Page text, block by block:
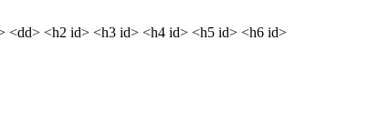
<dd> <h2 id> <h3 id> <h4 id> <h5 id> <h6 id>